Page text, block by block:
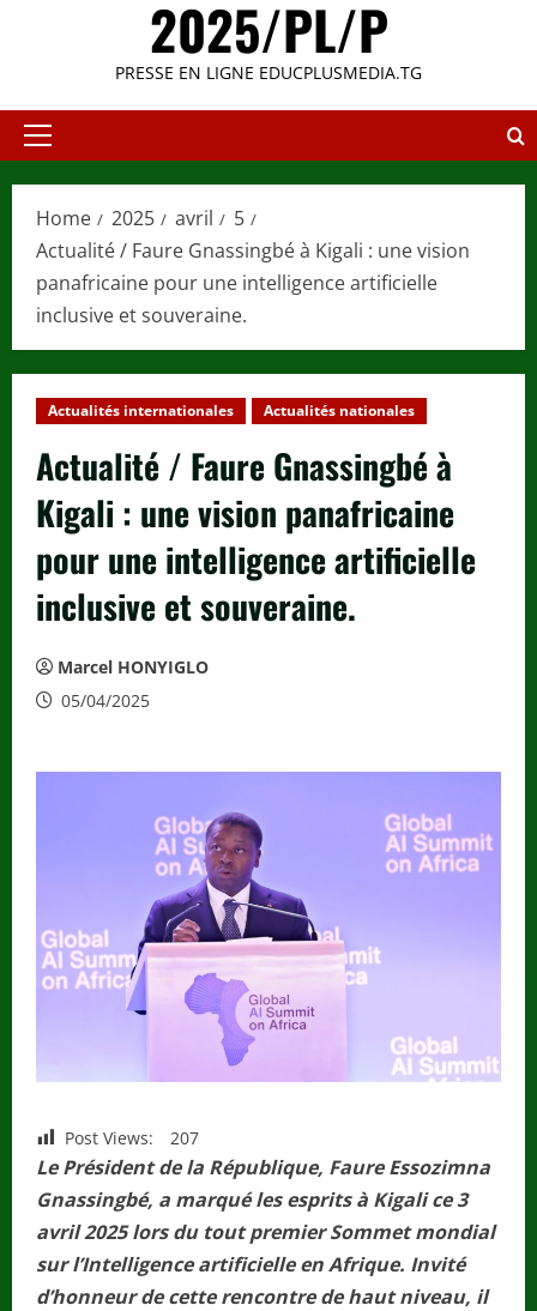
2025/PL/P
PRESSE EN LIGNE EDUCPLUSMEDIA.TG
Primary
Home 2025 avril
5
Actualité / Faure Gnassingbé à Kigali : une vision
panafricaine pour une intelligence artificielle
inclusive et souveraine.
Actualités internationales Actualités nationales
Actualité / Faure Gnassingbé à
Kigali : une vision panafricaine
pour une intelligence artificielle
inclusive et souveraine.
Marcel HONYIGLO
05/04/2025
Post Views: 207
Le Président de la République, Faure Essozimna
Gnassingbé, a marqué les esprits à Kigali ce 3
avril 2025 lors du tout premier Sommet mondial
sur l’Intelligence artificielle en Afrique. Invité
d’honneur de cette rencontre de haut niveau, il